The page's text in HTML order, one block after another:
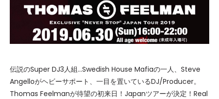
伝説のSuper DJ3人組…Swedish House Mafiaの一人、Steve
Angelloがヘビーサポート、一目を置いているDJ/Producer。
Thomas Feelmanが待望の初来日！Japanツアーが決定！Real